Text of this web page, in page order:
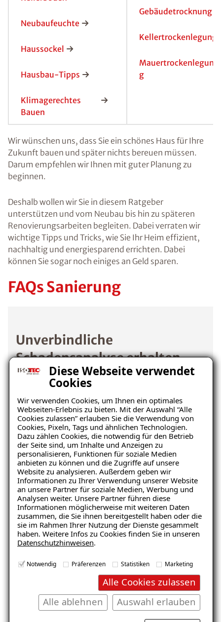
Diese Webseite verwendet
Cookies
Wir verwenden Cookies, um Ihnen ein optimales
Webseiten-Erlebnis zu bieten. Mit der Auswahl “Alle
Cookies zulassen” erlauben Sie die Verwendung von
Cookies, Pixeln, Tags und ähnlichen Technologien.
Dazu zählen Cookies, die notwendig für den Betrieb
der Seite sind, um Inhalte und Anzeigen zu
personalisieren, Funktionen für soziale Medien
anbieten zu können und die Zugriffe auf unsere
Website zu analysieren. Außerdem geben wir
Informationen zu Ihrer Verwendung unserer Website
an unsere Partner für soziale Medien, Werbung und
Analysen weiter. Unsere Partner führen diese
Informationen möglicherweise mit weiteren Daten
zusammen, die Sie ihnen bereitgestellt haben oder die
sie im Rahmen Ihrer Nutzung der Dienste gesammelt
haben. Weitere Infos zu Cookies finden Sie in unseren
Datenschutzhinweisen.
Notwendig Präferenzen Statistiken Marketing
Alle Cookies zulassen
Auswahl erlauben
Alle ablehnen
Neubaufeuchte
Haussockel
Hausbau-Tipps
Klimagerechtes
Bauen
Gebäudetrocknung
Kellertrockenlegung
Mauertrockenlegun
g
Wir wünschen uns, dass Sie ein schönes Haus für Ihre
Zukunft bauen und später nichts bereuen müssen.
Darum empfehlen wir Ihnen mit guter Planung zu
beginnen.
Deshalb wollen wir Sie in diesem Ratgeber
unterstützen und vom Neubau bis hin zu späteren
Renovierungsarbeiten begleiten. Dabei verraten wir
wichtige Tipps und Tricks, wie Sie Ihr Heim effizient,
nachhaltig und energiesparend errichten. Dabei
können Sie sogar noch einiges an Geld sparen.
FAQs Sanierung
Unverbindliche
Schadensanalyse erhalten
Wo befindet sich der Schaden?
Keller Wohnraum
Garage/Boden